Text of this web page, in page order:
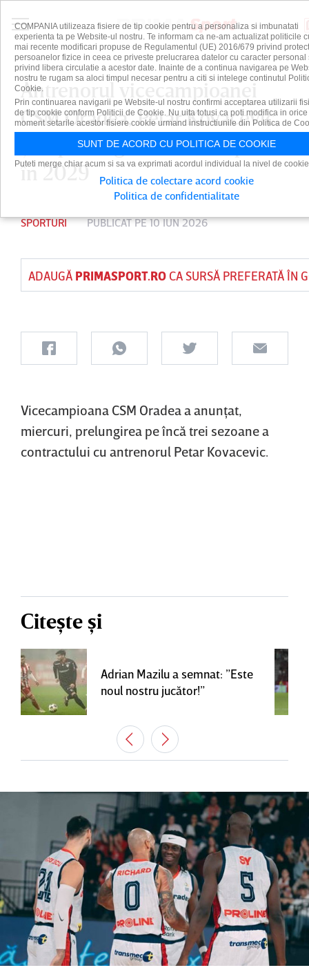
Antrenorul vicecampioanei
CSM Oradea, Petar Kovacevic,
şi-a prelungit contractul până
în 2029
SPORTURI PUBLICAT PE 10 IUN 2026
ADAUGĂ PRIMASPORT.ROCA SURSĂ PREFERATĂ ÎN
Vicecampioana CSM Oradea a anunţat,
miercuri, prelungirea pe încă trei sezoane a
contractului cu antrenorul Petar Kovacevic.
Citește și
Adrian Mazilu a semnat: ”Este
noul nostru jucător!”
COMPANIA utilizeaza fisiere de tip cookie pentru a personaliza si imbunatati
experienta ta pe Website-ul nostru. Te informam ca ne-am actualizat politicile
mai recente modificari propuse de Regulamentul (UE) 2016/679 privind
persoanelor fizice in ceea ce priveste prelucrarea datelor cu caracter personal
privind libera circulatie a acestor date. Inainte de a continua navigarea pe
nostru te rugam sa aloci timpul necesar pentru a citi si intelege continutul
Cookie.
Prin continuarea navigarii pe Website-ul nostru confirmi acceptarea utilizarii
de tip cookie conform Politicii de Cookie. Nu uita totusi ca poti modifica in orice
moment setarile acestor fisiere cookie urmand instructiunile din Politica de
SUNT DE ACORD CU POLITICA DE COOKIE
Puteti merge chiar acum si sa va exprimati acordul individual la nivel de
Politica de colectare acord cookie
Politica de confidentialitate